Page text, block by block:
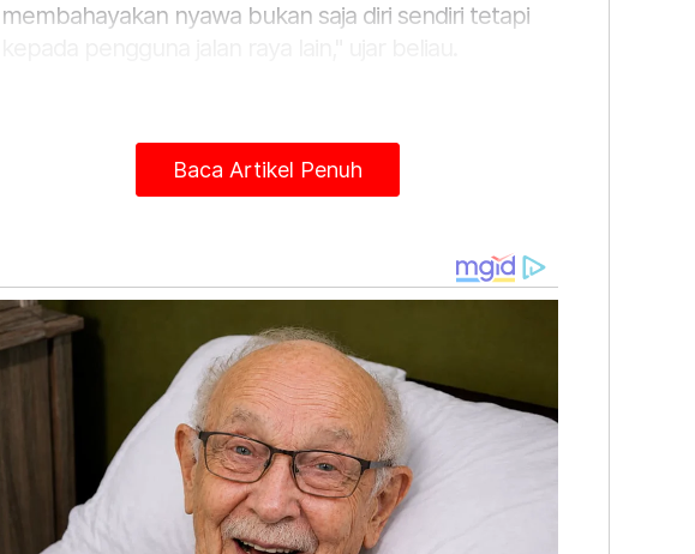
membahayakan nyawa bukan saja diri sendiri tetapi
Sehubungan itu, katanya, orang ramai yang
mempunyai sebarang maklumat mengenai kejadian
itu diminta tampil bagi membuat aduan atau
menghubungi Pegawai Penyiasat, Inspektor Najmi
Baca Artikel Penuh